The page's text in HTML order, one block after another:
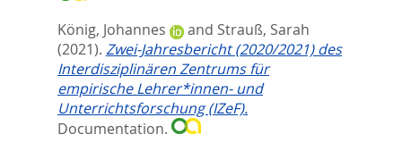
König, Johannes and Strauß, Sarah
(2021). Zwei-Jahresbericht (2020/2021) des
Interdisziplinären Zentrums für
empirische Lehrer*innen- und
Unterrichtsforschung (IZeF).
Documentation.